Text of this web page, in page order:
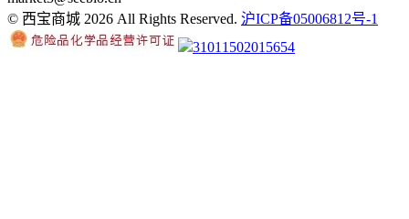
© 西宝商城 2026 All Rights Reserved. 沪ICP备05006812号-1
31011502015654